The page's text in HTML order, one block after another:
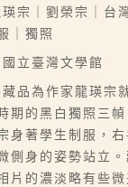
瑛宗｜劉榮宗｜台
｜獨照
國立臺灣文學館
品為作家龍瑛宗
期的黑白獨照三幀
身著學生制服，右
側身的姿勢站立。
片的濃淡略有些微